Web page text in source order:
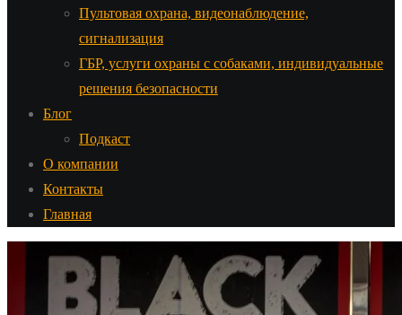
Пультовая охрана, видеонаблюдение,
сигнализация
ГБР, услуги охраны с собаками, индивидуальные
решения безопасности
Блог
Подкаст
О компании
Контакты
Главная